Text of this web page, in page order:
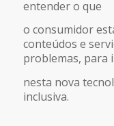
entender o que
o consumidor
conteúdos e
problemas, para
nesta nova
inclusiva.